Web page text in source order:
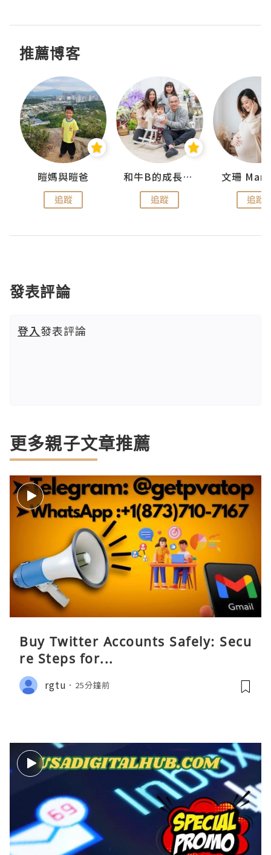
推薦博客
暟媽與暟爸
追蹤
和牛B的成長日記
追蹤
文珊
追蹤
發表評論
登入發表評論
更多親子文章推薦
Buy Twitter Accounts Safely: Secu
re Steps for...
rgtu 25分鐘前